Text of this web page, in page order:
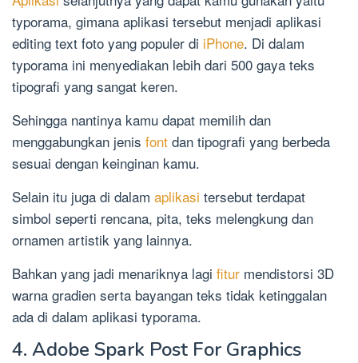
typorama, gimana aplikasi tersebut menjadi aplikasi
editing text foto yang populer di iPhone. Di dalam
typorama ini menyediakan lebih dari 500 gaya teks
tipografi yang sangat keren.
Sehingga nantinya kamu dapat memilih dan
menggabungkan jenis font dan tipografi yang berbeda
sesuai dengan keinginan kamu.
Selain itu juga di dalam aplikasi tersebut terdapat
simbol seperti rencana, pita, teks melengkung dan
ornamen artistik yang lainnya.
Bahkan yang jadi menariknya lagi fitur mendistorsi 3D
warna gradien serta bayangan teks tidak ketinggalan
ada di dalam aplikasi typorama.
4. Adobe Spark Post For Graphics